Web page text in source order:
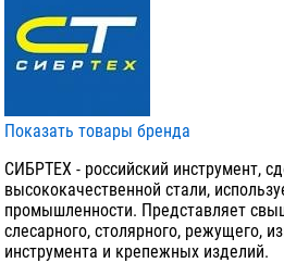
Показать товары бренда
СИБРТЕХ - российский инструмент,
высококачественной стали,
промышленности. Представляет
слесарного, столярного, режущего,
инструмента и крепежных изделий.